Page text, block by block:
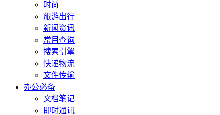
时尚
旅游出行
新闻资讯
常用查询
搜索引擎
快递物流
文件传输
办公必备
文档笔记
即时通讯